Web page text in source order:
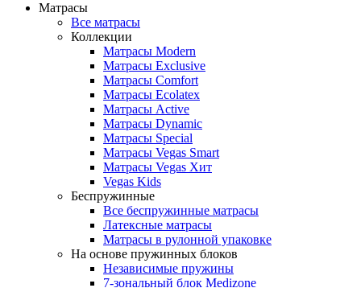
Матрасы
Все матрасы
Коллекции
Матрасы Modern
Матрасы Exclusive
Матрасы Comfort
Матрасы Ecolatex
Матрасы Active
Матрасы Dynamic
Матрасы Special
Матрасы Vegas Smart
Матрасы Vegas Хит
Vegas Kids
Беспружинные
Все беспружинные матрасы
Латексные матрасы
Матрасы в рулонной упаковке
На основе пружинных блоков
Независимые пружины
7-зональный блок Medizone